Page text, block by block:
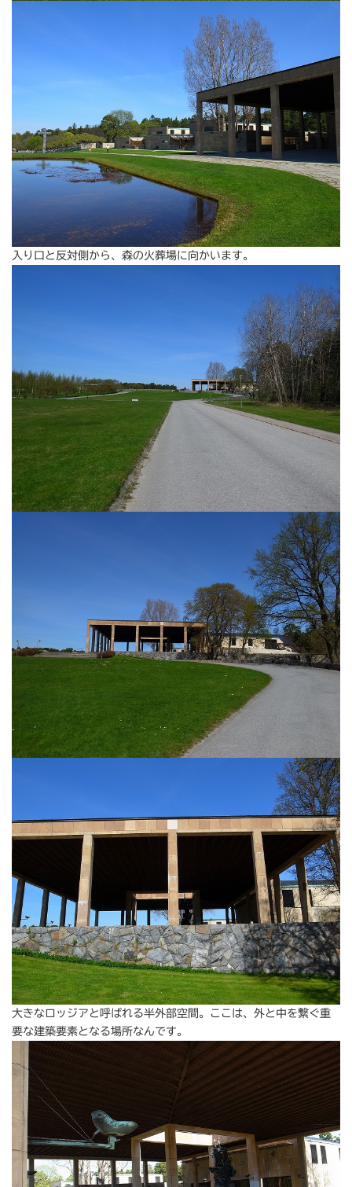
入り口と反対側から、森の火葬場に向かいます。
大きなロッジアと呼ばれる半外部空間。ここは、外と中を繋ぐ重
要な建築要素となる場所なんです。